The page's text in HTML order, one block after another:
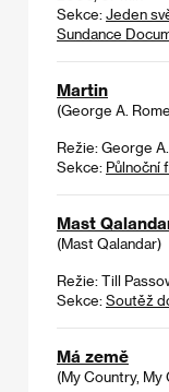
Sekce: Jeden
Sundance
Martin
(George A.
Režie: George
Sekce: Půlnoční
Mast
(Mast Qalandar)
Režie: Till
Sekce: Soutěž
Má země
(My Country, My